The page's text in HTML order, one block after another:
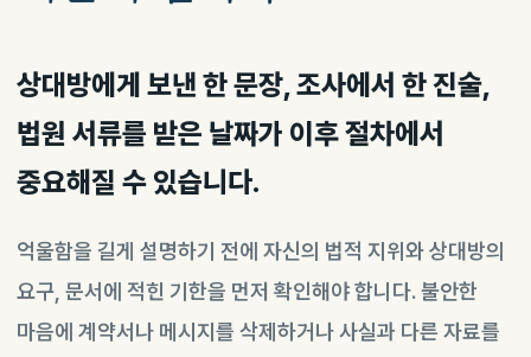
상대방에게 보낸 한 문장, 조사에서 한 진술,
법원 서류를 받은 날짜가 이후 절차에서
중요해질 수 있습니다.
억울함을 길게 설명하기 전에 자신의 법적 지위와 상대방의
요구, 문서에 적힌 기한을 먼저 확인해야 합니다. 불안한
마음에 계약서나 메시지를 삭제하거나 사실과 다른 자료를